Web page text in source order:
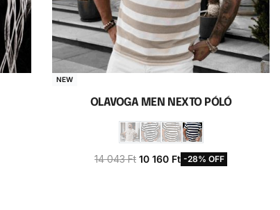
NEW
OLAVOGA MEN NEXTO PÓLÓ
14 043Ft 10 160 Ft -28% OFF